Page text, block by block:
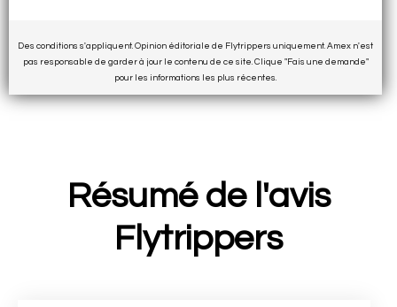
Des conditions s'appliquent. Opinion éditoriale de Flytrippers uniquement. Amex n'est
pas responsable de garder à jour le contenu de ce site. Clique "Fais une demande"
pour les informations les plus récentes.
Résumé de l'avis
Flytrippers